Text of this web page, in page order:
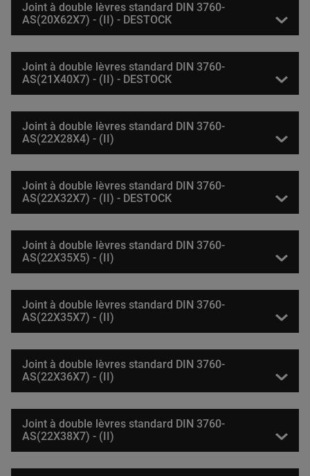
Joint à double lèvres standard DIN 3760-
AS(20X62X7) - (II) - DESTOCK
Joint à double lèvres standard DIN 3760-
AS(21X40X7) - (II) - DESTOCK
Joint à double lèvres standard DIN 3760-
AS(22X28X4) - (II)
Joint à double lèvres standard DIN 3760-
AS(22X32X7) - (II) - DESTOCK
Joint à double lèvres standard DIN 3760-
AS(22X35X5) - (II)
Joint à double lèvres standard DIN 3760-
AS(22X35X7) - (II)
Joint à double lèvres standard DIN 3760-
AS(22X36X7) - (II)
Joint à double lèvres standard DIN 3760-
AS(22X38X7) - (II)